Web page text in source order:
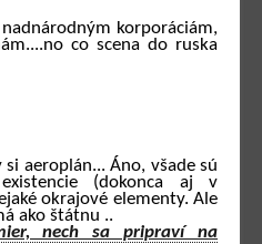
korporáciám,
co scena do ruska
aeroplán... Áno, všade sú
(dokonca aj v
okrajové elementy. Ale
ako štátnu ..
nech sa pripraví na